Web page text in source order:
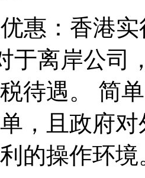
：香港实
于离岸公司
待遇。 简
，且政府
的操作环境